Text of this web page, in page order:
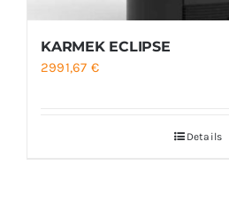
KARMEK ECLIPSE
2991,67 €
Details